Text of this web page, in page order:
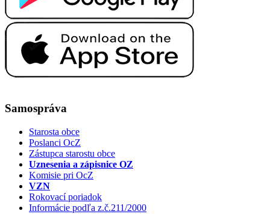
Samospráva
Starosta obce
Poslanci OcZ
Zástupca starostu obce
Uznesenia a zápisnice OZ
Komisie pri OcZ
VZN
Rokovací poriadok
Informácie podľa z.č.211/2000